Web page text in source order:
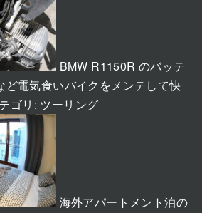
BMW R1150R のバッテ
ど電気食いバイクをメンテして快
ゴリ: ツーリング
海外アパートメント泊の